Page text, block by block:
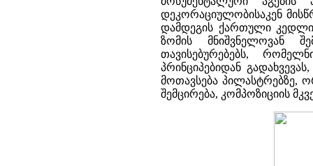
დეკორაციულობისაკენ
დამდეგის ქართული
ზომის მნიშვნელოვან
თავისებურებებს,
პრინციპებიდან
მოთავსება პილასტრებზე,
შემცირება, კომპოზიციის